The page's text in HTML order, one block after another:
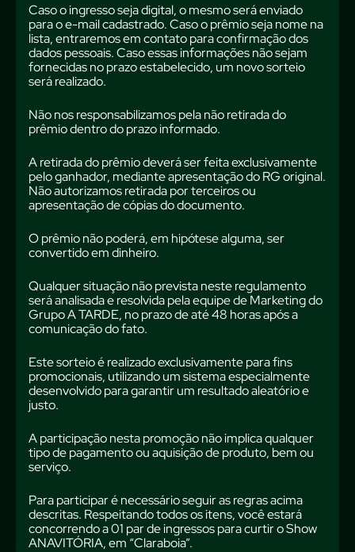
Caso o ingresso seja digital, o mesmo será enviado
para o e-mail cadastrado. Caso o prêmio seja nome na
lista, entraremos em contato para confirmação dos
dados pessoais. Caso essas informações não sejam
fornecidas no prazo estabelecido, um novo sorteio
será realizado.
Não nos responsabilizamos pela não retirada do
prêmio dentro do prazo informado.
A retirada do prêmio deverá ser feita exclusivamente
pelo ganhador, mediante apresentação do RG original.
Não autorizamos retirada por terceiros ou
apresentação de cópias do documento.
O prêmio não poderá, em hipótese alguma, ser
convertido em dinheiro.
Qualquer situação não prevista neste regulamento
será analisada e resolvida pela equipe de Marketing do
Grupo A TARDE, no prazo de até 48 horas após a
comunicação do fato.
Este sorteio é realizado exclusivamente para fins
promocionais, utilizando um sistema especialmente
desenvolvido para garantir um resultado aleatório e
justo.
A participação nesta promoção não implica qualquer
tipo de pagamento ou aquisição de produto, bem ou
serviço.
Para participar é necessário seguir as regras acima
descritas. Respeitando todos os itens, você estará
concorrendo a 01 par de ingressos para curtir o Show
ANAVITÓRIA, em “Claraboia”.